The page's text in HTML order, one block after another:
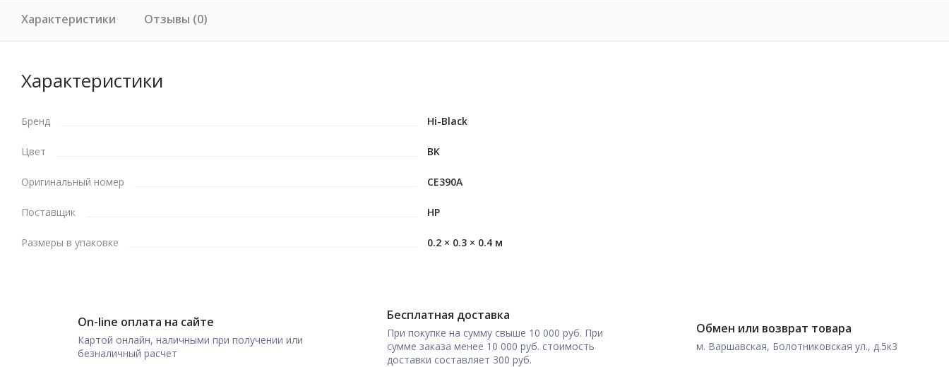
Характеристики Отзывы (0)
Характеристики
Бренд Hi-Black
Цвет BK
Оригинальный номер CE390A
Поставщик HP
Размеры в упаковке 0.2 × 0.3 × 0.4 м
On-line оплата на сайте
Картой онлайн, наличными при получении или
безналичный расчет
Бесплатная доставка
При покупке на сумму свыше 10 000 руб. При
сумме заказа менее 10 000 руб. стоимость
доставки составляет 300 руб.
Обмен или возврат товара
м. Варшавская, Болотниковская ул., д.5к3